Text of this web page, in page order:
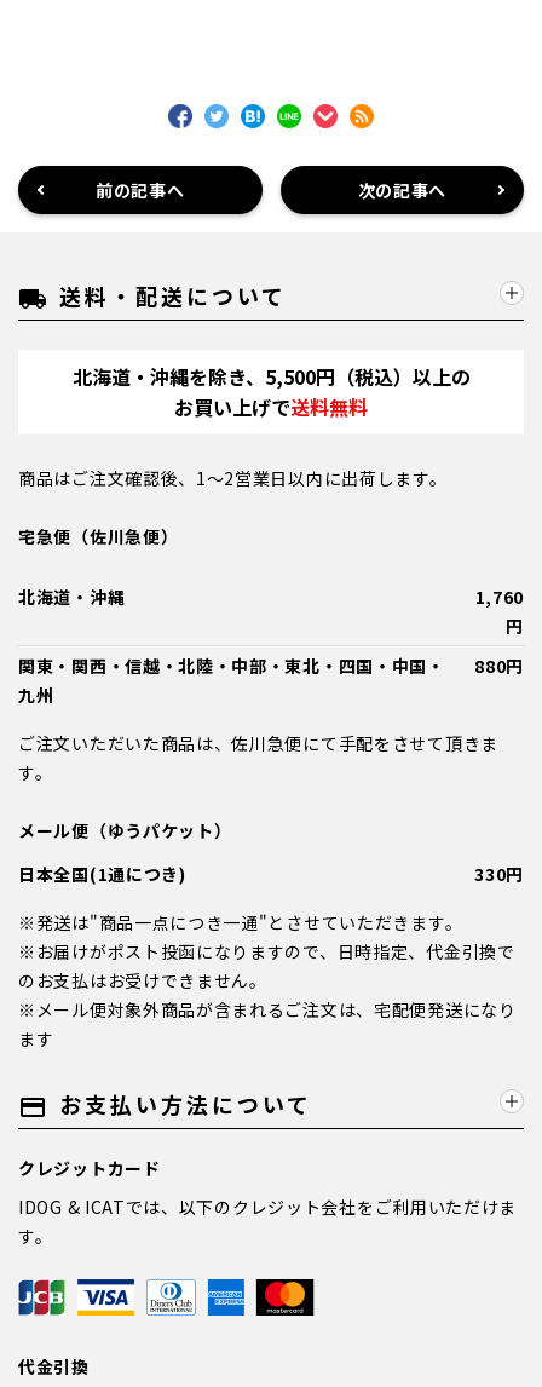
前の記事へ 次の記事へ
local_shipping 送料・配送について
北海道・沖縄を除き、5,500円（税込）以上の
お買い上げで送料無料
商品はご注文確認後、1～2営業日以内に出荷します。
宅急便（佐川急便）
北海道・沖縄
1,760
円
関東・関西・信越・北陸・中部・東北・四国・中国・
九州
880円
ご注文いただいた商品は、佐川急便にて手配をさせて頂きま
す。
メール便（ゆうパケット）
日本全国(1通につき)
330円
※発送は"商品一点につき一通"とさせていただきます。
※お届けがポスト投函になりますので、日時指定、代金引換で
のお支払はお受けできません。
※メール便対象外商品が含まれるご注文は、宅配便発送になり
ます
payment お支払い方法について
クレジットカード
IDOG & ICATでは、以下のクレジット会社をご利用いただけま
す。
代金引換